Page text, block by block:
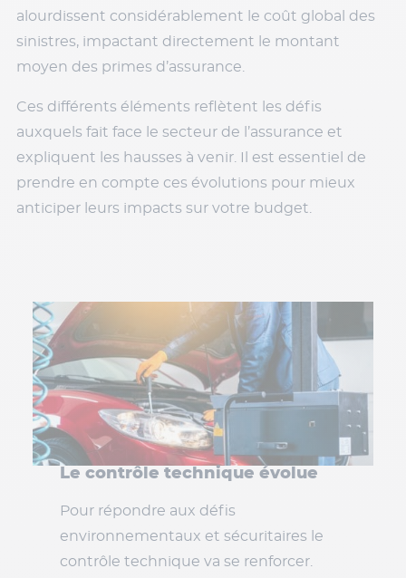
alourdissent considérablement le coût global des
sinistres, impactant directement le montant
moyen des primes d’assurance.
Ces différents éléments reflètent les défis
auxquels fait face le secteur de l’assurance et
expliquent les hausses à venir. Il est essentiel de
prendre en compte ces évolutions pour mieux
anticiper leurs impacts sur votre budget.
Le contrôle technique évolue
Pour répondre aux défis
environnementaux et sécuritaires le
contrôle technique va se renforcer.